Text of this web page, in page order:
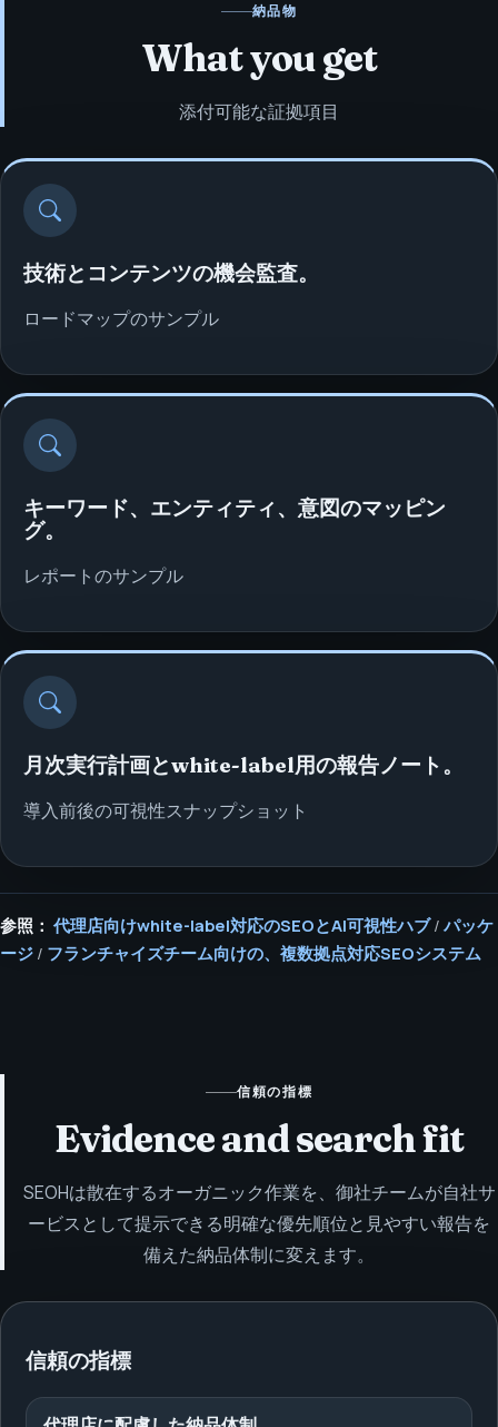
納品物
What you get
添付可能な証拠項目
技術とコンテンツの機会監査。
ロードマップのサンプル
キーワード、エンティティ、意図のマッピン
グ。
レポートのサンプル
月次実行計画とwhite-label用の報告ノート。
導入前後の可視性スナップショット
参照： 代理店向けwhite-label対応のSEOとAI可視性ハブ/ パッケ
ージ / フランチャイズチーム向けの、複数拠点対応SEOシステム
信頼の指標
Evidence and search fit
SEOHは散在するオーガニック作業を、御社チームが自社サ
ービスとして提示できる明確な優先順位と見やすい報告を
備えた納品体制に変えます。
信頼の指標